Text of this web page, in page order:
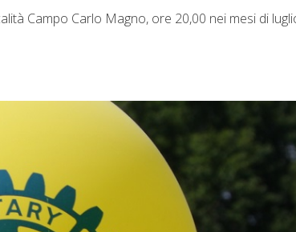
Campo Carlo Magno, ore 20,00 nei mesi di